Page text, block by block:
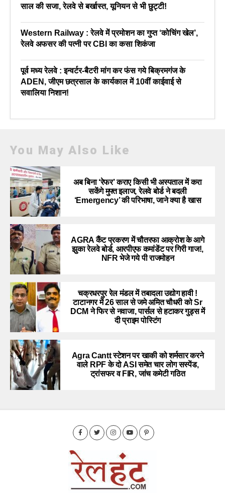
साल की सजा, रेलवे से बर्खास्त, यूनियन से भी छुट्टी!
Western Railway : रेलवे में प्रमोशन का गुप्त ‘कोचिंग खेल’,
रेलवे अफसर की पत्नी पर CBI का कसा शिकंजा
पूर्व मध्य रेलवे : इन्वर्टर-बैटरी मांग कर फंस गये बिक्रमगंज के
ADEN, जीएम छत्रसाल के कार्यकाल में 10वीं काईवाई से
सवालिया निशान!
You May Also Like
अब बिना ‘रेफर’ कराए किसी भी अस्पताल में करा
सकेंगे मुफ्त इलाज, रेलवे बोर्ड ने बदली
‘Emergency’ की परिभाषा, जाने क्या है खास
AGRA कैंट प्रकरण में चौतरफा आक्रोश के आगे
झुका रेलवे बोर्ड, आरपीएफ कमांडेंट पर गिरी गाज!,
NFR भेजे गये पी राजमोहन
चक्रधरपुर रेल मंडल में तबादला उद्योग हावी !
टाटानगर में 26 साल से जमे अमित चौधरी को Sr
DCM ने फिर से नवाजा, पार्सल से हटाकर गुड्स में
दी प्राइम पोस्टिंग
Agra Cantt स्टेशन पर खाकी को शर्मसार करने
वाले RPF के दो ASI समेत चार लोग सस्पेंड,
ट्रांसफर व FIR, जांच कमेटी गठित